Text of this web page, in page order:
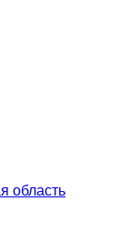
область